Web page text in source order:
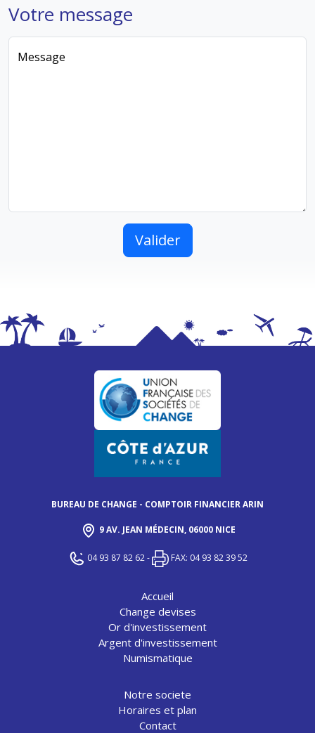
Votre message
Message
Valider
BUREAU DE CHANGE - COMPTOIR FINANCIER ARIN
9 AV. JEAN MÉDECIN, 06000 NICE
04 93 87 82 62- FAX: 04 93 82 39 52
Accueil
Change devises
Or d'investissement
Argent d'investissement
Numismatique
Notre societe
Horaires et plan
Contact